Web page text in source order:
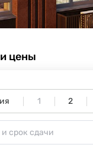
цены
1 2